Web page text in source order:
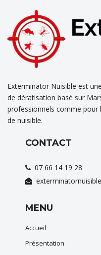
Exterminator Nuisible est
de dératisation basé sur
professionnels comme
de nuisible.
CONTACT
07 66 14 19 28
MENU
Accueil
Présentation